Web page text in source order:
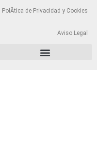
PolÃ­tica de Privacidad y Cookies
Aviso Legal